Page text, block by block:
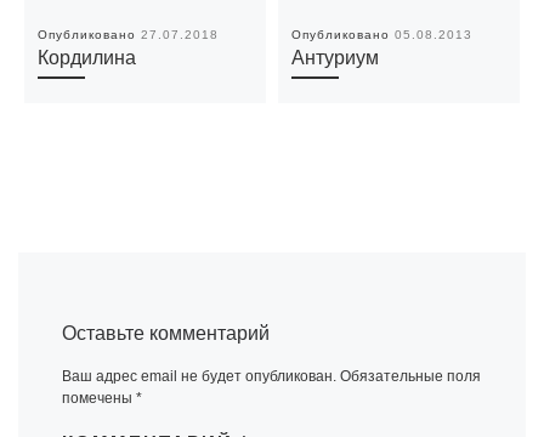
Опубликовано27.07.2018
Кордилина
Опубликовано05.08.2013
Антуриум
Оставьте комментарий
Ваш адрес email не будет опубликован. Обязательные поля
помечены*